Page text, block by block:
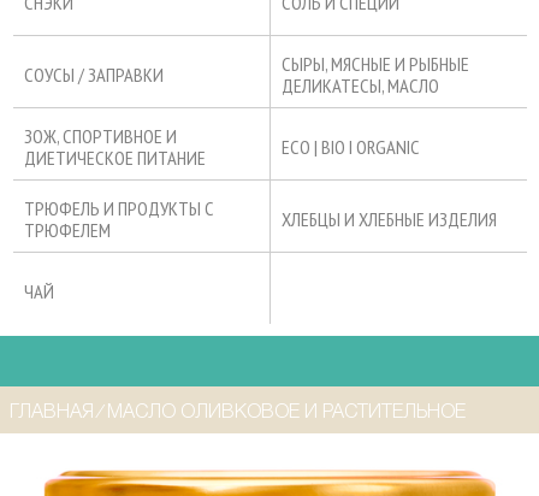
СОУСЫ / ЗАПРАВКИ
СЫРЫ, МЯСНЫЕ И РЫБНЫЕ
ДЕЛИКАТЕСЫ, МАСЛО
ЗОЖ, СПОРТИВНОЕ И
ДИЕТИЧЕСКОЕ ПИТАНИЕ
ECO | BIO I ORGANIC
ТРЮФЕЛЬ И ПРОДУКТЫ С
ТРЮФЕЛЕМ
ХЛЕБЦЫ И ХЛЕБНЫЕ ИЗДЕЛИЯ
ЧАЙ
ГЛАВНАЯ ⁄ МАСЛО ОЛИВКОВОЕ И РАСТИТЕЛЬНОЕ